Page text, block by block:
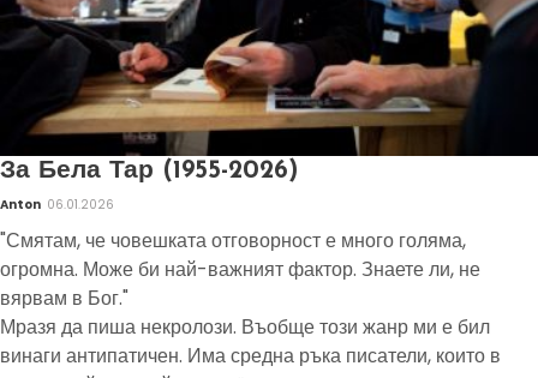
За Бела Тар (1955-2026)
Anton 06.01.2026
"Смятам, че човешката отговорност е много голяма,
огромна. Може би най-важният фактор. Знаете ли, не
вярвам в Бог."
Мразя да пиша некролози. Въобще този жанр ми е бил
винаги антипатичен. Има средна ръка писатели, които в